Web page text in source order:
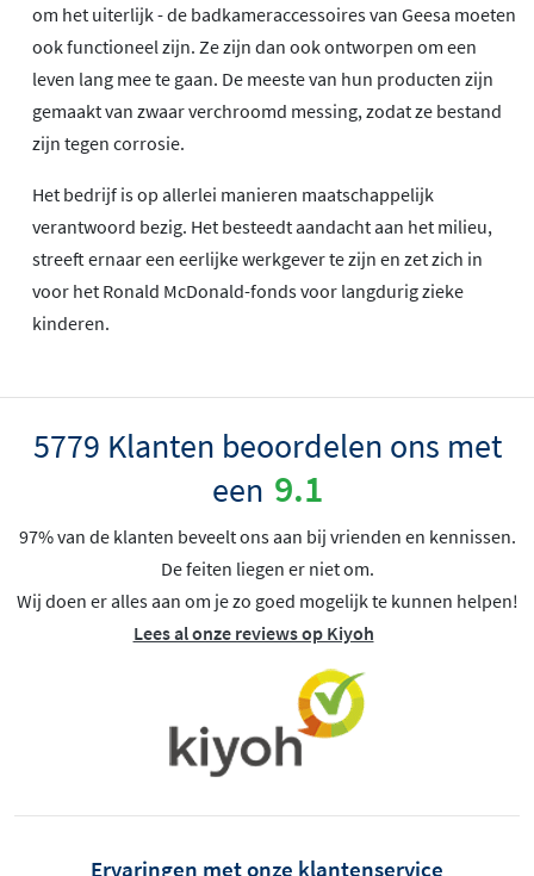
om het uiterlijk - de badkameraccessoires van Geesa moeten
ook functioneel zijn. Ze zijn dan ook ontworpen om een
leven lang mee te gaan. De meeste van hun producten zijn
gemaakt van zwaar verchroomd messing, zodat ze bestand
zijn tegen corrosie.
Het bedrijf is op allerlei manieren maatschappelijk
verantwoord bezig. Het besteedt aandacht aan het milieu,
streeft ernaar een eerlijke werkgever te zijn en zet zich in
voor het Ronald McDonald-fonds voor langdurig zieke
kinderen.
5779 Klanten beoordelen ons met
een 9.1
97% van de klanten beveelt ons aan bij vrienden en kennissen.
De feiten liegen er niet om.
Wij doen er alles aan om je zo goed mogelijk te kunnen helpen!
Lees al onze reviews op Kiyoh
Ervaringen met onze klantenservice